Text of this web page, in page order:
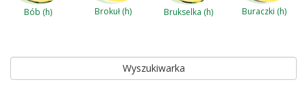
Bób (h) Brokuł (h) Brukselka (h) Buraczki (h)
Wyszukiwarka